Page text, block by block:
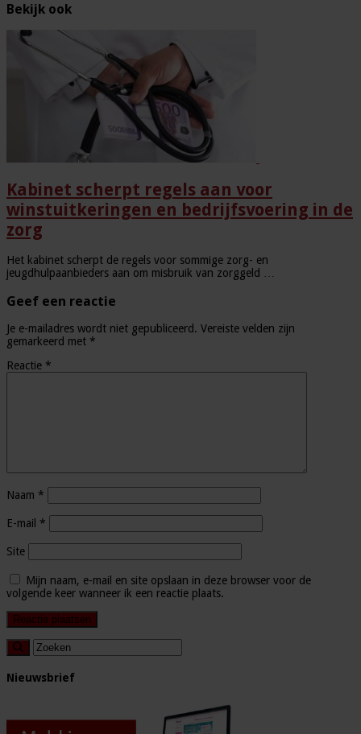
Bekijk ook
Kabinet scherpt regels aan voor
winstuitkeringen en bedrijfsvoering in de
zorg
Het kabinet scherpt de regels voor sommige zorg- en
jeugdhulpaanbieders aan om misbruik van zorggeld …
Geef een reactie
Je e-mailadres wordt niet gepubliceerd. Vereiste velden zijn
gemarkeerd met *
Reactie *
Naam *
E-mail *
Site
Mijn naam, e-mail en site opslaan in deze browser voor de
volgende keer wanneer ik een reactie plaats.
Nieuwsbrief